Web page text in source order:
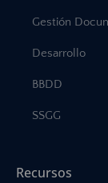
Gestión
Desarrollo
BBDD
SSGG
Recursos